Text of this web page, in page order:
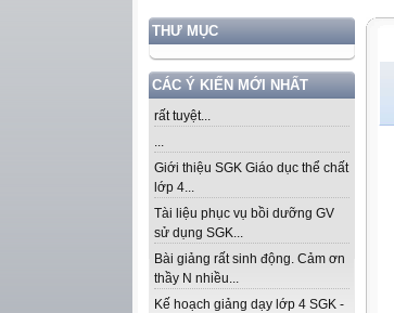
THƯ MỤC
CÁC Ý KIẾN MỚI NHẤT
rất tuyệt...
...
Giới thiệu SGK Giáo dục thể chất
lớp 4...
Tài liệu phục vụ bồi dưỡng GV
sử dụng SGK...
Bài giảng rất sinh động. Cảm ơn
thầy N nhiều...
Kế hoạch giảng dạy lớp 4 SGK -